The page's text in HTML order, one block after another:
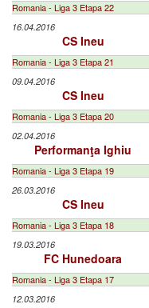
Romania - Liga 3 Etapa 22
16.04.2016
CS Ineu
Romania - Liga 3 Etapa 21
09.04.2016
CS Ineu
Romania - Liga 3 Etapa 20
02.04.2016
Performanţa Ighiu
Romania - Liga 3 Etapa 19
26.03.2016
CS Ineu
Romania - Liga 3 Etapa 18
19.03.2016
FC Hunedoara
Romania - Liga 3 Etapa 17
12.03.2016